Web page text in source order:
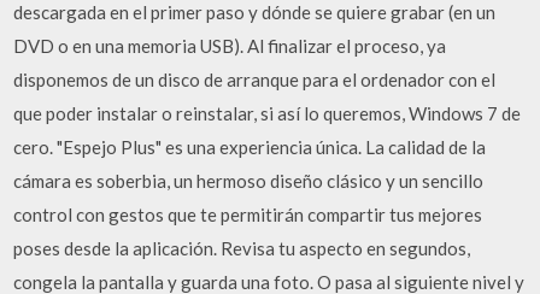
descargada en el primer paso y dónde se quiere grabar (en un
DVD o en una memoria USB). Al finalizar el proceso, ya
disponemos de un disco de arranque para el ordenador con el
que poder instalar o reinstalar, si así lo queremos, Windows 7 de
cero. "Espejo Plus" es una experiencia única. La calidad de la
cámara es soberbia, un hermoso diseño clásico y un sencillo
control con gestos que te permitirán compartir tus mejores
poses desde la aplicación. Revisa tu aspecto en segundos,
congela la pantalla y guarda una foto. O pasa al siguiente nivel y